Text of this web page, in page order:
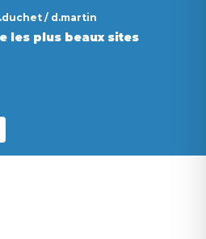
/ d.martin
les plus beaux sites